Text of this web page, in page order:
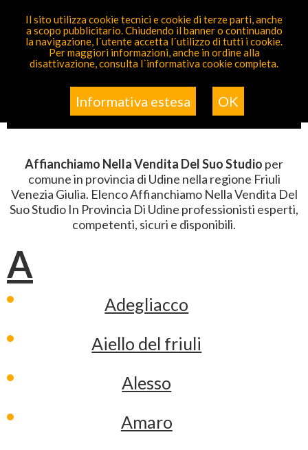
PARTECIPA GRATIS
Sei QuiElenco>Commercio Vendita> Affianchiamo
Nella Vendita Del Suo Studio>Friuli Venezia Giulia
Udine
VENDITA DEL SUO STUDIO IN
PROVINCIA DI UDINE
Affianchiamo Nella Vendita Del Suo Studio per
comune in provincia di Udine nella regione Friuli
Venezia Giulia. Elenco Affianchiamo Nella Vendita Del
Suo Studio In Provincia Di Udine professionisti esperti,
competenti, sicuri e disponibili.
A
Adegliacco
Aiello del friuli
Alesso
Amaro
Il sito utilizza cookie tecnici e cookie di terze parti, anche
a scopo pubblicitario. Chiudendo il banner o continuando
la navigazione, l´utente accetta l´utilizzo di tutti i cookie.
Per maggiori informazioni, anche in ordine alla
disattivazione, consulta l´informativa cookie completa.
Informativa estesa OK